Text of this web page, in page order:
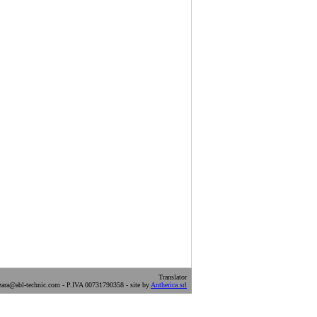
Translator
technic.com - P.IVA 00731790358 - site by Antherica srl